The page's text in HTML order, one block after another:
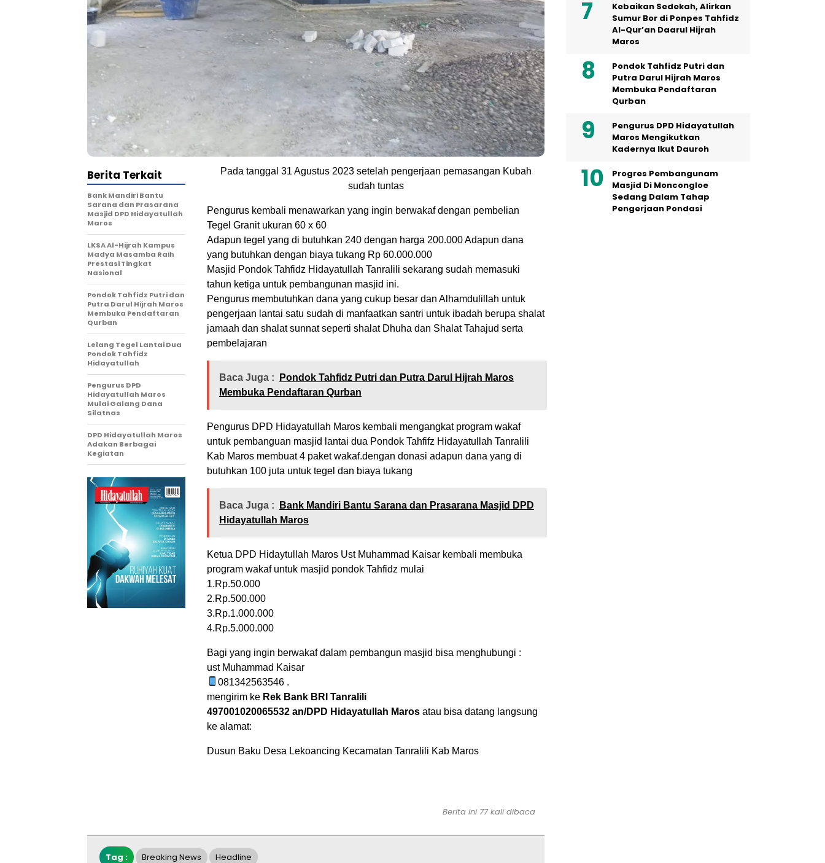
Pada tanggal 31 Agustus 2023 setelah pengerjaan pemasangan Kubah
sudah tuntas
Pengurus kembali menawarkan yang ingin berwakaf dengan pembelian
Tegel Granit ukuran 60 x 60
Adapun tegel yang di butuhkan 240 dengan harga 200.000 Adapun dana
yang butuhkan dengan biaya tukang Rp 60.000.000
Masjid Pondok Tahfidz Hidayatullah Tanralili sekarang sudah memasuki
tahun ketiga untuk pembangunan masjid ini.
Pengurus membutuhkan dana yang cukup besar dan Alhamdulillah untuk
pengerjaan lantai satu sudah di manfaatkan santri untuk ibadah berupa shalat
jamaah dan shalat sunnat seperti shalat Dhuha dan Shalat Tahajud serta
pembelajaran
Baca Juga :
Pondok Tahfidz Putri dan Putra Darul Hijrah Maros
Membuka Pendaftaran Qurban
Pengurus DPD Hidayatullah Maros kembali mengangkat program wakaf
untuk pembanguan masjid lantai dua Pondok Tahfifz Hidayatullah Tanralili
Kab Maros membuat 4 paket wakaf.dengan donasi adapun dana yang di
butuhkan 100 juta untuk tegel dan biaya tukang
Baca Juga :
Bank Mandiri Bantu Sarana dan Prasarana Masjid DPD
Hidayatullah Maros
Ketua DPD Hidaytullah Maros Ust Muhammad Kaisar kembali membuka
program wakaf untuk masjid pondok Tahfidz mulai
1.Rp.50.000
2.Rp.500.000
3.Rp.1.000.000
4.Rp.5.000.000
Bagi yang ingin berwakaf dalam pembangun masjid bisa menghubungi :
ust Muhammad Kaisar
081342563546 .
mengirim ke Rek Bank BRI Tanralili
497001020065532 an/DPD Hidayatullah Maros atau bisa datang langsung
ke alamat:
Dusun Baku Desa Lekoancing Kecamatan Tanralili Kab Maros
Berita Terkait
Bank Mandiri Bantu
Sarana dan Prasarana
Masjid DPD Hidayatullah
Maros
LKSA Al-Hijrah Kampus
Madya Masamba Raih
Prestasi Tingkat
Nasional
Pondok Tahfidz Putri dan
Putra Darul Hijrah Maros
Membuka Pendaftaran
Qurban
Lelang Tegel Lantai Dua
Pondok Tahfidz
Hidayatullah
Pengurus DPD
Hidayatullah Maros
Mulai Galang Dana
Silatnas
DPD Hidayatullah Maros
Adakan Berbagai
Kegiatan
Berita ini 77 kali dibaca
Tag : Breaking News Headline
Kebaikan Sedekah, Alirkan
Sumur Bor di Ponpes Tahfidz
Al-Qur’an Daarul Hijrah
Maros
Pondok Tahfidz Putri dan
Putra Darul Hijrah Maros
Membuka Pendaftaran
Qurban
Pengurus DPD Hidayatullah
Maros Mengikutkan
Kadernya Ikut Dauroh
Progres Pembangunam
Masjid Di Moncongloe
Sedang Dalam Tahap
Pengerjaan Pondasi